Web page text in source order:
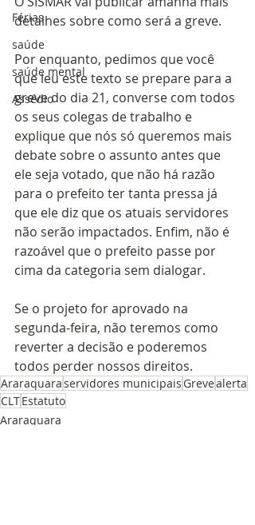
Férias
saúde
saúde mental
Assédio
detalhes sobre como será a greve.
Por enquanto, pedimos que você
que leu este texto se prepare para a
greve do dia 21, converse com todos
os seus colegas de trabalho e
explique que nós só queremos mais
debate sobre o assunto antes que
ele seja votado, que não há razão
para o prefeito ter tanta pressa já
que ele diz que os atuais servidores
não serão impactados. Enfim, não é
razoável que o prefeito passe por
cima da categoria sem dialogar.
Se o projeto for aprovado na
segunda-feira, não teremos como
reverter a decisão e poderemos
todos perder nossos direitos.
Araraquaraservidores municipaisGrevealerta
CLTEstatuto
Araraquara